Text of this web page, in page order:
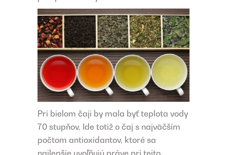
Pri bielom čaji by mala byť teplota vody
70 stupňov. Ide totiž o čaj s najväčším
počtom antioxidantov, ktoré sa